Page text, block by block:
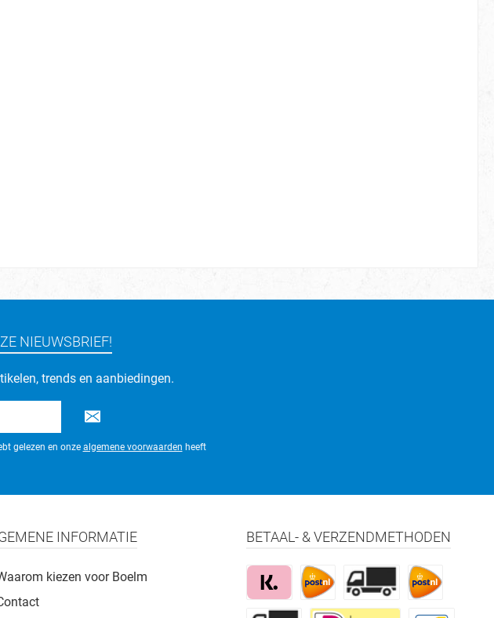
NIEUWSBRIEF!
trends en aanbiedingen.
gelezen en onze algemene voorwaarden heeft
INFORMATIE
kiezen voor Boelm
BETAAL- & VERZENDMETHODEN